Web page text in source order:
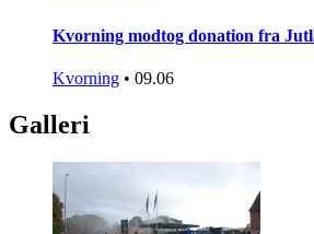
Kvorning modtog donation fra
Kvorning • 09.06
Galleri